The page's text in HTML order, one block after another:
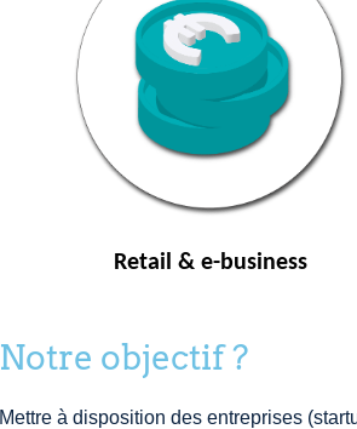
Retail & e-business
Notre objectif ?
Mettre à disposition des entreprises